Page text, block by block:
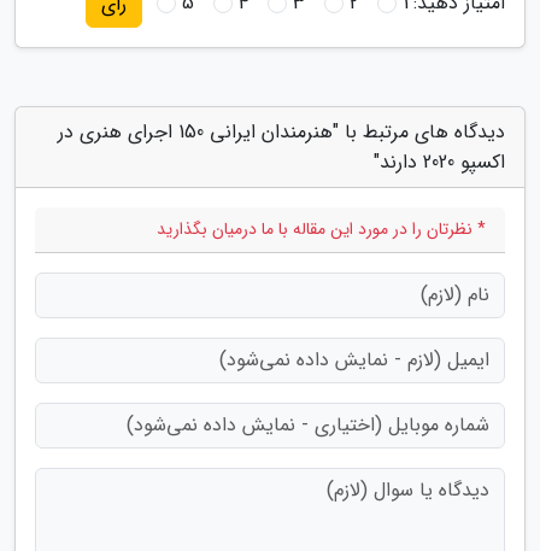
دیدگاه های مرتبط با "هنرمندان ایرانی 150 اجرای هنری در
اکسپو 2020 دارند"
* نظرتان را در مورد این مقاله با ما درمیان بگذارید